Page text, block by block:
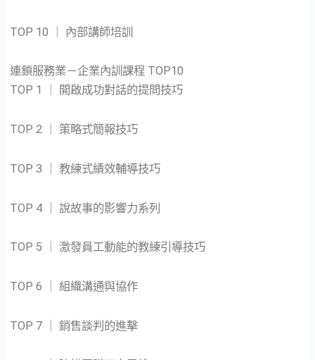
TOP 10 ｜ 內部講師培訓
連鎖服務業－企業內訓課程 TOP10
TOP 1 ｜ 開啟成功對話的提問技巧
TOP 2 ｜ 策略式簡報技巧
TOP 3 ｜ 教練式績效輔導技巧
TOP 4 ｜ 說故事的影響力系列
TOP 5 ｜ 激發員工動能的教練引導技巧
TOP 6 ｜ 組織溝通與協作
TOP 7 ｜ 銷售談判的進擊